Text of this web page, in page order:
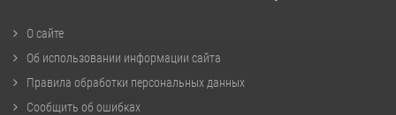
О сайте
Об использовании информации сайта
Правила обработки персональных данных
Сообщить об ошибках